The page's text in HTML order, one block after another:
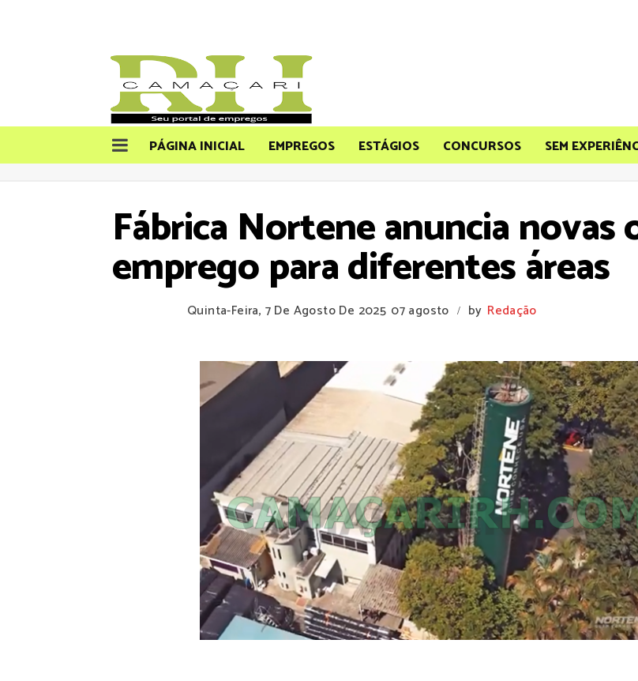
PÁGINA INICIAL EMPREGOS ESTÁGIOS CONCURSOS SEM
Fábrica Nortene anuncia
emprego para diferentes áreas
Quinta-Feira, 7 De Agosto De 2025 07 agosto / by Redação